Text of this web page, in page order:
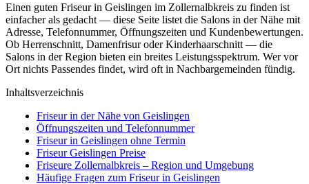
Einen guten Friseur in Geislingen im Zollernalbkreis zu finden ist
einfacher als gedacht — diese Seite listet die Salons in der Nähe mit
Adresse, Telefonnummer, Öffnungszeiten und Kundenbewertungen.
Ob Herrenschnitt, Damenfrisur oder Kinderhaarschnitt — die
Salons in der Region bieten ein breites Leistungsspektrum. Wer vor
Ort nichts Passendes findet, wird oft in Nachbargemeinden fündig.
Inhaltsverzeichnis
Friseur in der Nähe von Geislingen
Öffnungszeiten und Telefonnummer
Friseur in Geislingen ohne Termin
Friseur Geislingen Preise
Friseure Zollernalbkreis – Region und Umgebung
Häufige Fragen zum Friseur in Geislingen